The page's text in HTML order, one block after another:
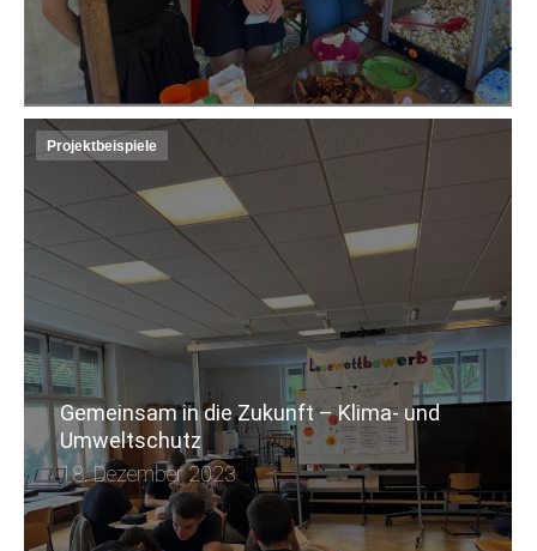
Projektbeispiele
Gemeinsam in die Zukunft – Klima- und
Umweltschutz
18. Dezember 2023